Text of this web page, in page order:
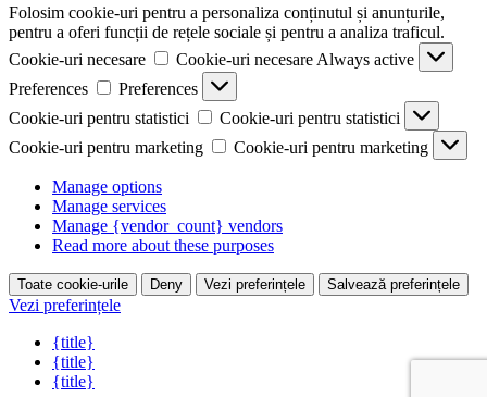
Folosim cookie-uri pentru a personaliza conținutul și anunțurile,
pentru a oferi funcții de rețele sociale și pentru a analiza traficul.
Cookie-uri necesare
Cookie-uri necesare Always active
Preferences
Preferences
Cookie-uri pentru statistici
Cookie-uri pentru statistici
Cookie-uri pentru marketing
Cookie-uri pentru marketing
Manage options
Manage services
Manage {vendor_count} vendors
Read more about these purposes
Toate cookie-urile Deny Vezi preferințele Salvează preferințele
Vezi preferințele
{title}
{title}
{title}